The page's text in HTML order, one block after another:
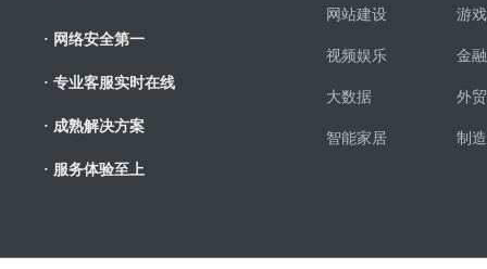
· 网络安全第一
· 专业客服实时在线
· 成熟解决方案
· 服务体验至上
网站建设 游
视频娱乐 金
大数据 外
智能家居 制